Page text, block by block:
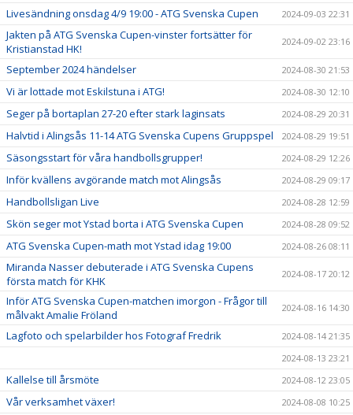
Livesändning onsdag 4/9 19:00 - ATG Svenska Cupen 2024-09-03 22:31
Jakten på ATG Svenska Cupen-vinster fortsätter för
Kristianstad HK!
2024-09-02 23:16
September 2024 händelser 2024-08-30 21:53
Vi är lottade mot Eskilstuna i ATG! 2024-08-30 12:10
Seger på bortaplan 27-20 efter stark laginsats 2024-08-29 20:31
Halvtid i Alingsås 11-14 ATG Svenska Cupens Gruppspel 2024-08-29 19:51
Säsongsstart för våra handbollsgrupper! 2024-08-29 12:26
Inför kvällens avgörande match mot Alingsås 2024-08-29 09:17
Handbollsligan Live 2024-08-28 12:59
Skön seger mot Ystad borta i ATG Svenska Cupen 2024-08-28 09:52
ATG Svenska Cupen-math mot Ystad idag 19:00 2024-08-26 08:11
Miranda Nasser debuterade i ATG Svenska Cupens
första match för KHK
2024-08-17 20:12
Inför ATG Svenska Cupen-matchen imorgon - Frågor till
målvakt Amalie Fröland
2024-08-16 14:30
Lagfoto och spelarbilder hos Fotograf Fredrik
2024-08-14 21:35
2024-08-13 23:21
Kallelse till årsmöte 2024-08-12 23:05
Vår verksamhet växer! 2024-08-08 10:25